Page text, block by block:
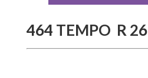
464 TEMPO R 26